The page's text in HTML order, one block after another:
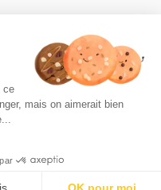
ce
mais on aimerait bien